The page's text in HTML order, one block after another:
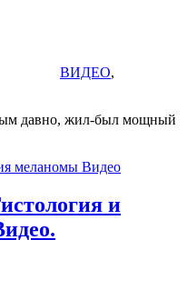
ВИДЕО,
давно, жил-был мощный
и